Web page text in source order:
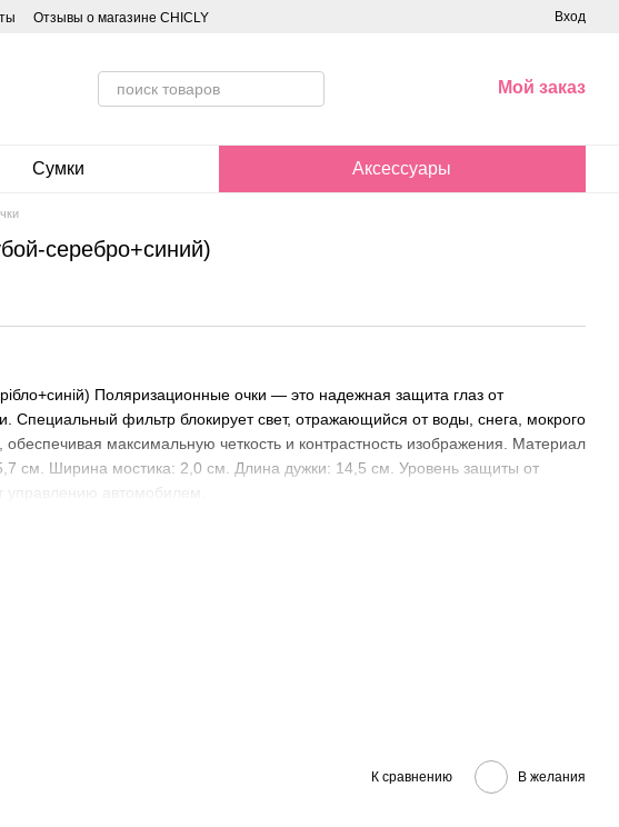
Отзывы о магазине CHICLY Вход
Мой заказ
Сумки Аксессуары
серебро+синий)
Поляризационные очки — это надежная защита глаз от
Специальный фильтр блокирует свет, отражающийся от воды, снега, мокрого
максимальную четкость и контрастность изображения. Материал
см. Ширина мостика: 2,0 см. Длина дужки: 14,5 см. Уровень защиты от
автомобилем.
К сравнению В желания